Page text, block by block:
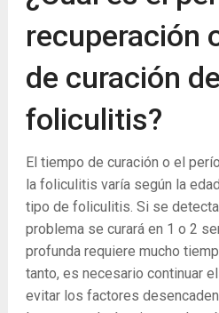
recuperación
de curación
foliculitis?
El tiempo de curación o el
la foliculitis varía según la
tipo de foliculitis. Si se
problema se curará en 1 o 2
profunda requiere mucho
tanto, es necesario continuar
evitar los factores